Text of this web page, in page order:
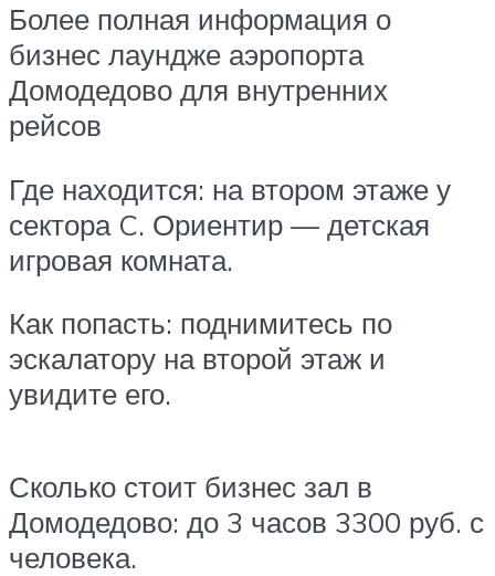
Более полная информация о
бизнес лаундже аэропорта
Домодедово для внутренних
рейсов
Где находится: на втором этаже у
сектора C. Ориентир — детская
игровая комната.
Как попасть: поднимитесь по
эскалатору на второй этаж и
увидите его.
Сколько стоит бизнес зал в
Домодедово: до 3 часов 3300 руб. с
человека.